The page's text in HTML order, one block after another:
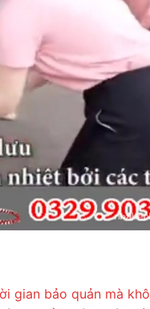
gian bảo quản mà